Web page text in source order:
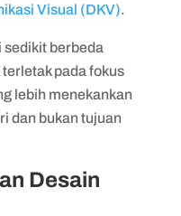
Visual (DKV).
sedikit berbeda
pada fokus
lebih menekankan
dan bukan tujuan
Desain